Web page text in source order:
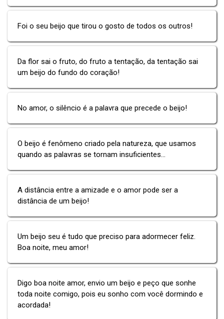
Foi o seu beijo que tirou o gosto de todos os outros!
Da flor sai o fruto, do fruto a tentação, da tentação sai
um beijo do fundo do coração!
No amor, o silêncio é a palavra que precede o beijo!
O beijo é fenômeno criado pela natureza, que usamos
quando as palavras se tornam insuficientes...
A distância entre a amizade e o amor pode ser a
distância de um beijo!
Um beijo seu é tudo que preciso para adormecer feliz.
Boa noite, meu amor!
Digo boa noite amor, envio um beijo e peço que sonhe
toda noite comigo, pois eu sonho com você dormindo e
acordada!